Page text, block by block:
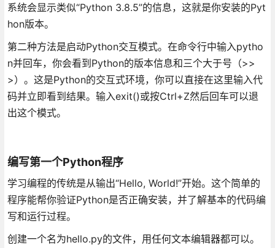
系统会显示类似“Python 3.8.5”的信息，这就是你安装的Pyt
hon版本。
第二种方法是启动Python交互模式。在命令行中输入pytho
n并回车，你会看到Python的版本信息和三个大于号（>>
>）。这是Python的交互式环境，你可以直接在这里输入代
码并立即看到结果。输入exit()或按Ctrl+Z然后回车可以退
出这个模式。
编写第一个Python程序
学习编程的传统是从输出“Hello, World!”开始。这个简单的
程序能帮你验证Python是否正确安装，并了解基本的代码编
写和运行过程。
创建一个名为hello.py的文件，用任何文本编辑器都可以。